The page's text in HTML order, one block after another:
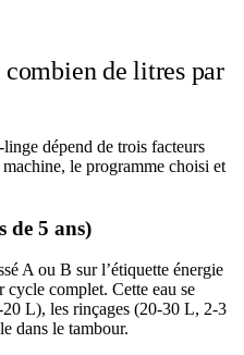
combien de litres par
dépend de trois facteurs
le programme choisi et
de 5 ans)
A ou B sur l’étiquette énergie
cycle complet. Cette eau se
L), les rinçages (20-30 L, 2-3
dans le tambour.